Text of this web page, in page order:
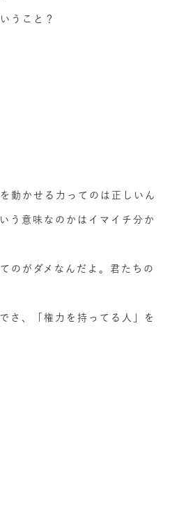
うこと？
動かせる力ってのは正しいん
う意味なのかはイマイチ分か
のがダメなんだよ。君たちの
さ、「権力を持ってる人」を